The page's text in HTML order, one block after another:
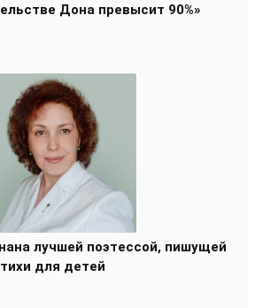
Дона превысит 90%»
лучшей поэтессой, пишущей
для детей